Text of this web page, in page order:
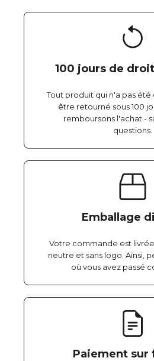
100 jours de
Tout produit qui n'a pas
être retourné sous 100
remboursons l'achat -
questions.
Emballage
Votre commande est
neutre et sans logo. Ainsi,
où vous avez passé
Paiement sur